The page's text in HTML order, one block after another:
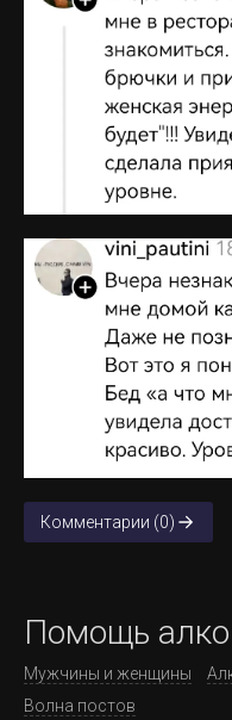
Комментарии (0)
Помощь
Мужчины и женщины
Волна постов